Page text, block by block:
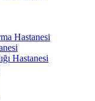
Hastanesi
Hastanesi